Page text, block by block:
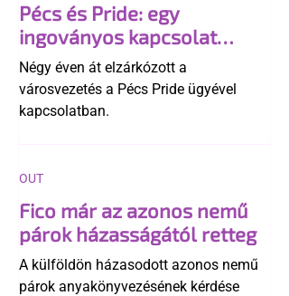
Pécs és Pride: egy
ingoványos kapcsolat
története
Négy éven át elzárkózott a
városvezetés a Pécs Pride ügyével
kapcsolatban.
Fico már az azonos nemű
párok házasságától retteg
A külföldön házasodott azonos nemű
párok anyakönyvezésének kérdése
OUT